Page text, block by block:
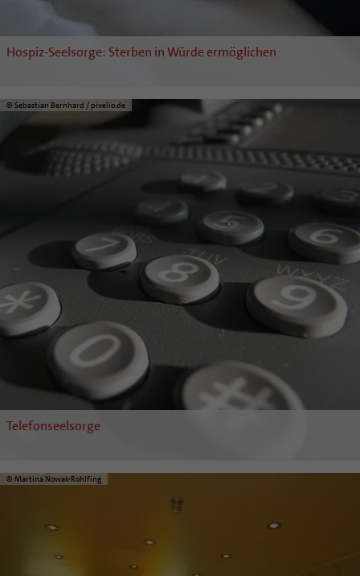
Hospiz-Seelsorge: Sterben in Würde ermöglichen
© Sebastian Bernhard / pixelio.de
Telefonseelsorge
© Martina Nowak-Rohlfing